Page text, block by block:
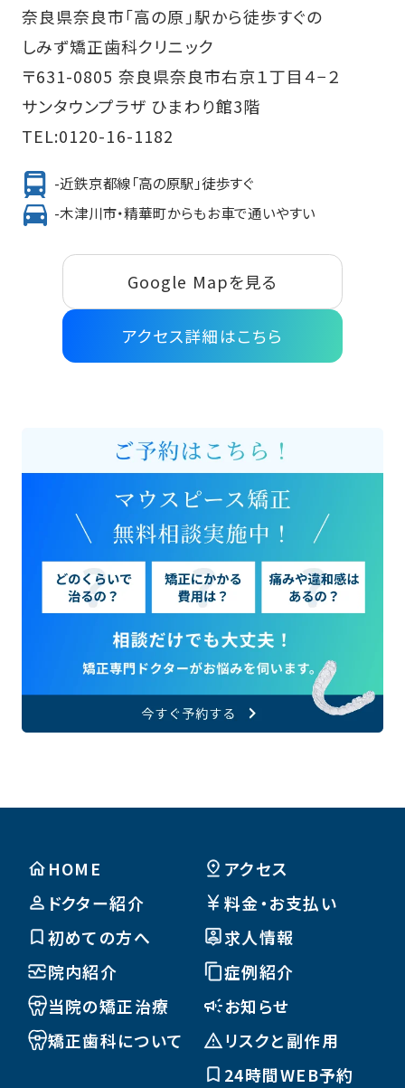
奈良県奈良市「高の原」駅から徒歩すぐの
しみず矯正歯科クリニック
〒631-0805 奈良県奈良市右京１丁目４−２
サンタウンプラザ ひまわり館3階
TEL:0120-16-1182
-近鉄京都線「高の原駅」徒歩すぐ
-木津川市・精華町からもお車で通いやすい
Google Mapを見る
アクセス詳細はこちら
HOME
ドクター紹介
初めての方へ
院内紹介
当院の矯正治療
矯正歯科について
アクセス
料金・お支払い
求人情報
症例紹介
お知らせ
リスクと副作用
24時間WEB予約